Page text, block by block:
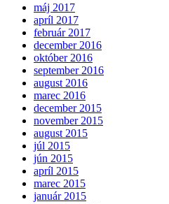
máj 2017
apríl 2017
február 2017
december 2016
október 2016
september 2016
august 2016
marec 2016
december 2015
november 2015
august 2015
júl 2015
jún 2015
apríl 2015
marec 2015
január 2015